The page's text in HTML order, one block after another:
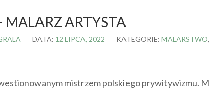
MALARZ ARTYSTA
DATA: 12 LIPCA, 2022 KATEGORIE: MALARSTWO,
mistrzem polskiego prywitywizmu.